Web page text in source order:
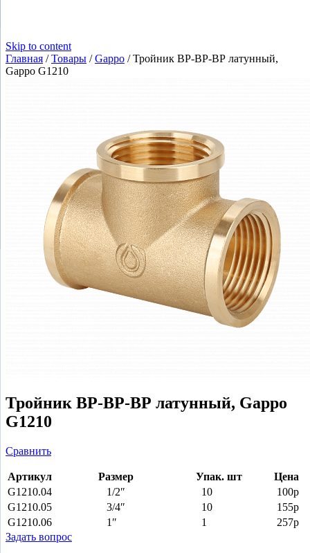
Skip to content
Главная /Товары /Gappo /Тройник ВР-ВР-ВР латунный,
Gappo G1210
Тройник ВР-ВР-ВР латунный, Gappo
G1210
Сравнить
Артикул Размер Упак. шт
Цена
G1210.04
1/2″ 10
100р
G1210.05
3/4″ 10
155р
G1210.06
1″ 1
257р
Задать вопрос